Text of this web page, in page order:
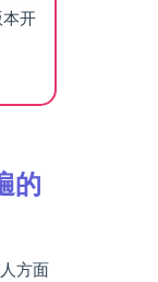
开
的
方面